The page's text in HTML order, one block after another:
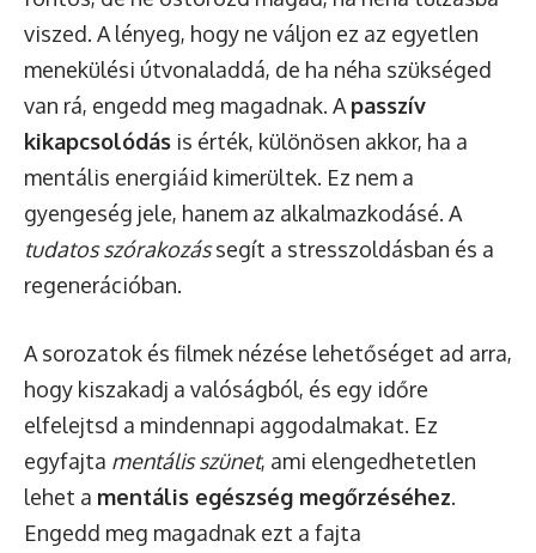
viszed. A lényeg, hogy ne váljon ez az egyetlen
menekülési útvonaladdá, de ha néha szükséged
van rá, engedd meg magadnak. A passzív
kikapcsolódás is érték, különösen akkor, ha a
mentális energiáid kimerültek. Ez nem a
gyengeség jele, hanem az alkalmazkodásé. A
tudatos szórakozássegít a stresszoldásban és a
regenerációban.
A sorozatok és filmek nézése lehetőséget ad arra,
hogy kiszakadj a valóságból, és egy időre
elfelejtsd a mindennapi aggodalmakat. Ez
egyfajta mentális szünet, ami elengedhetetlen
lehet a mentális egészség megőrzéséhez.
Engedd meg magadnak ezt a fajta